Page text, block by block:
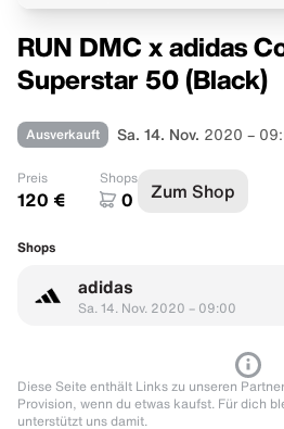
RUN DMC x adidas
Superstar 50 (Black)
Ausverkauft Sa. 14. Nov. 2020 –
Preis
120 €
Shops
0 Zum Shop
Shops
adidas
Sa. 14. Nov. 2020 – 09:00
Diese Seite enthält Links zu unseren
Provision, wenn du etwas kaufst. Für dich
unterstützt uns damit.